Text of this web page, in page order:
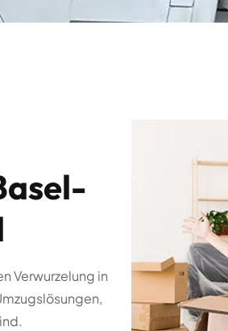
Verwurzelung in